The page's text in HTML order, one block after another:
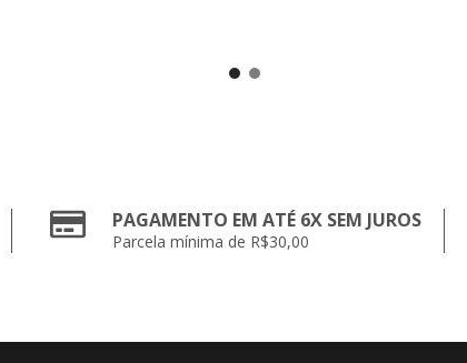
PAGAMENTO EM ATÉ 6X SEM JUROS
Parcela mínima de R$30,00